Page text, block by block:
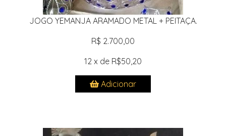
JOGO YEMANJA ARAMADO METAL + PEITAÇA.
R$ 2.700,00
12 x de R$50,20
Adicionar